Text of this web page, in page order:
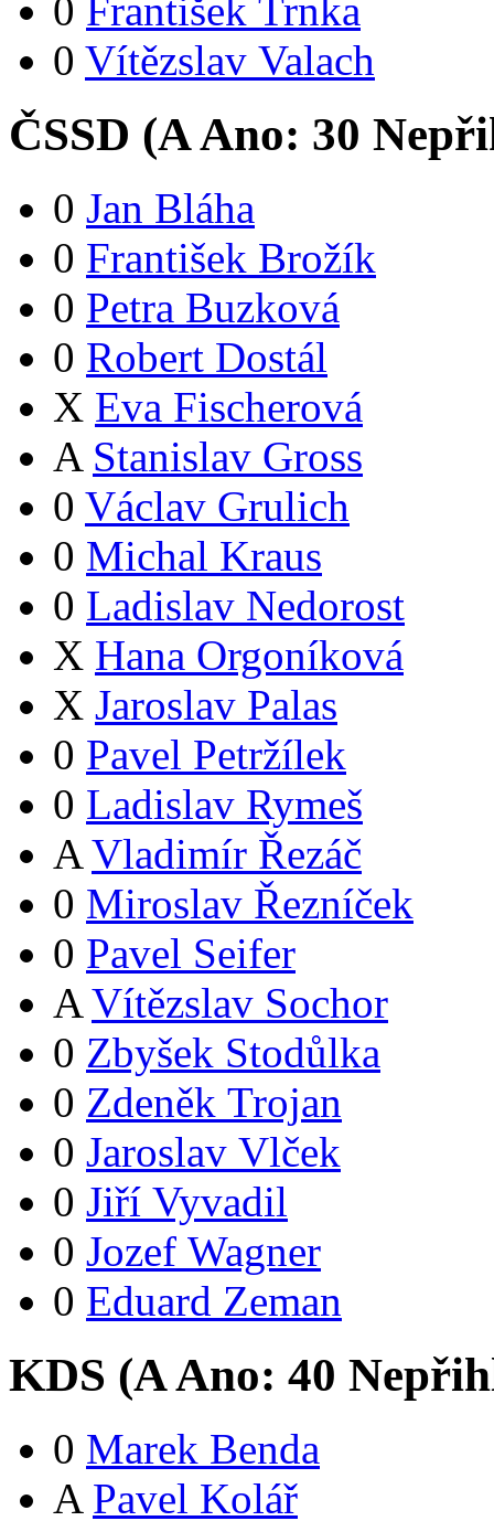
0 František Trnka
0 Vítězslav Valach
ČSSD (AAno: 30
0 Jan Bláha
0 František Brožík
0 Petra Buzková
0 Robert Dostál
X Eva Fischerová
A Stanislav Gross
0 Václav Grulich
0 Michal Kraus
0 Ladislav Nedorost
X Hana Orgoníková
X Jaroslav Palas
0 Pavel Petržílek
0 Ladislav Rymeš
A Vladimír Řezáč
0 Miroslav Řezníček
0 Pavel Seifer
A Vítězslav Sochor
0 Zbyšek Stodůlka
0 Zdeněk Trojan
0 Jaroslav Vlček
0 Jiří Vyvadil
0 Jozef Wagner
0 Eduard Zeman
KDS (AAno: 40
0 Marek Benda
A Pavel Kolář